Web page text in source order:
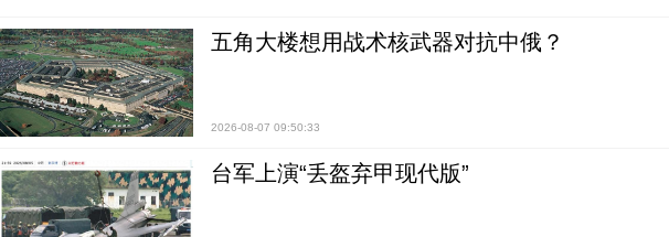
五角大楼想用战术核武器对抗中俄？
2026-08-07 09:50:33
台军上演“丢盔弃甲现代版”